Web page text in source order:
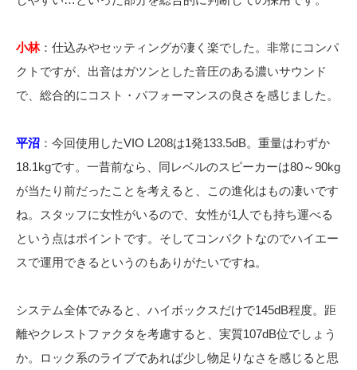
小林：仕込みやセッティングが凄く楽でした。非常にコンパ
クトですが、出音はガツンとした音圧のある濃いサウンド
で、総合的にコスト・パフォーマンスの良さを感じました。
平沼 ： 今回使用したVIO L208は1発133.5dB。重量はわずか
18.1kgです。一昔前なら、同レベルのスピーカーは80～90kg
が当たり前だったことを考えると、この進化はもの凄いです
ね。
スタッフに女性がいるので、女性が1人でも持ち運べる
という点はポイントです。そしてコンパクトなのでハイエー
スで運用できるというのもありがたいですね。
システム全体でみると、 ハイボックスだけで145dB程度。距
離やクレストファクタを考慮すると、実質107dB位でしょう
か。ロック系のライブであれば少し物足りなさを感じると思